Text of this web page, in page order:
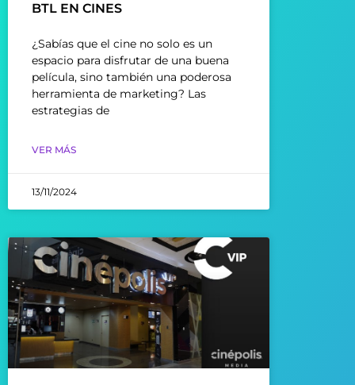
BTL EN CINES
¿Sabías que el cine no solo es un
espacio para disfrutar de una buena
película, sino también una poderosa
herramienta de marketing? Las
estrategias de
VER MÁS
13/11/2024